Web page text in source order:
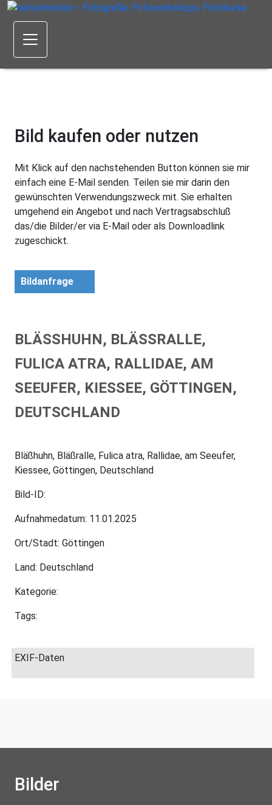
Bild kaufen oder nutzen
Mit Klick auf den nachstehenden Button können sie mir
einfach eine E-Mail senden. Teilen sie mir darin den
gewünschten Verwendungszweck mit. Sie erhalten
umgehend ein Angebot und nach Vertragsabschluß
das/die Bilder/er via E-Mail oder als Downloadlink
zugeschickt.
Bildanfrage
BLÄSSHUHN, BLÄSSRALLE, FU
LICA ATRA, RALLIDAE, AM SE
EUFER, KIESSEE, GÖTTINGEN, DE
UTSCHLAND
Bläßhuhn, Bläßralle, Fulica atra, Rallidae, am Seeufer,
Kiessee, Göttingen, Deutschland
Bild-ID:
Aufnahmedatum: 11.01.2025
Ort/Stadt: Göttingen
Land: Deutschland
Kategorie:
Tags:
EXIF-Daten
Bilder